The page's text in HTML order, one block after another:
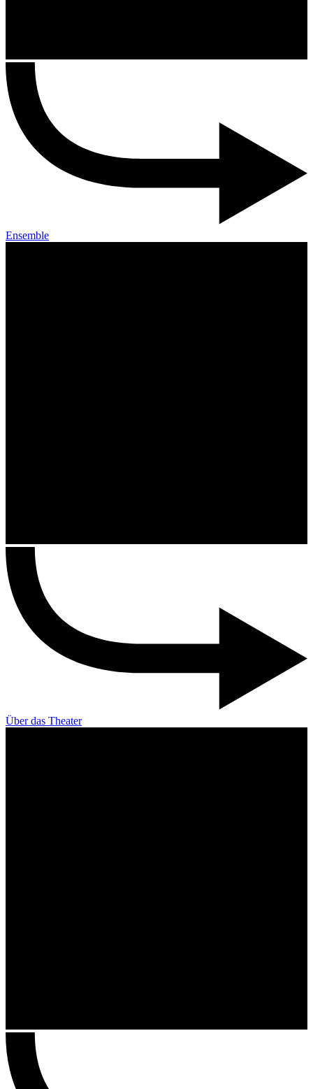
Ensemble
Über das Theater